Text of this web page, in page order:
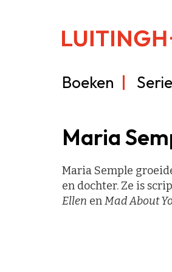
Boeken
Maria
Maria Semple
en dochter. Ze is
Ellen enMad About